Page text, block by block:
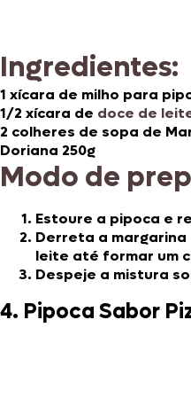
Ingredientes:
1 xícara de milho para
1/2 xícara de doce de
2 colheres de sopa de
Doriana 250g
Modo de
Estoure a pipoca e
Derreta a margarina
leite até formar um
Despeje a mistura
4. Pipoca Sabor